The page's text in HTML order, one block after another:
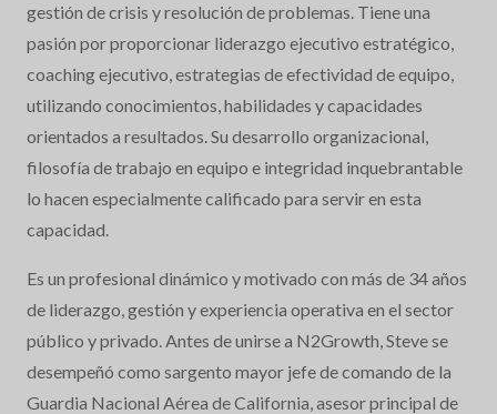
gestión de crisis y resolución de problemas. Tiene una
pasión por proporcionar liderazgo ejecutivo estratégico,
coaching ejecutivo, estrategias de efectividad de equipo,
utilizando conocimientos, habilidades y capacidades
orientados a resultados. Su desarrollo organizacional,
filosofía de trabajo en equipo e integridad inquebrantable
lo hacen especialmente calificado para servir en esta
capacidad.
Es un profesional dinámico y motivado con más de 34 años
de liderazgo, gestión y experiencia operativa en el sector
público y privado. Antes de unirse a N2Growth, Steve se
desempeñó como sargento mayor jefe de comando de la
Guardia Nacional Aérea de California, asesor principal de